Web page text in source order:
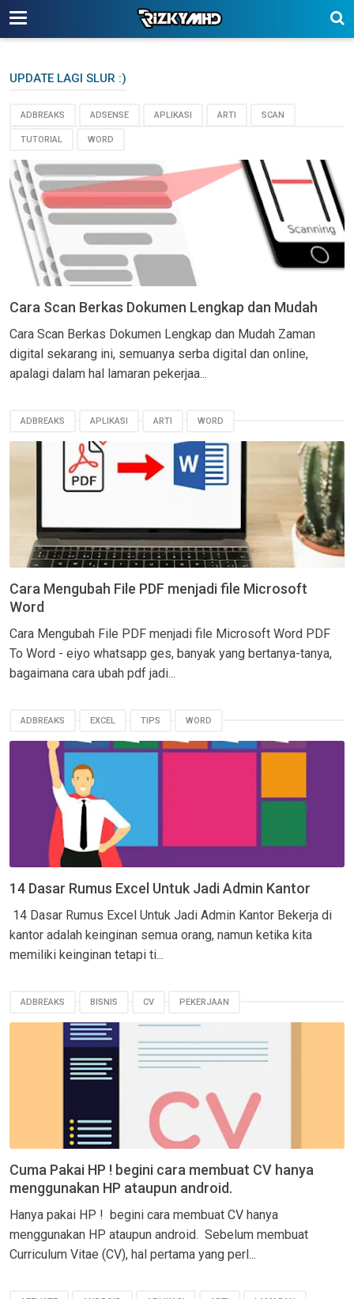
-->
UPDATE LAGI SLUR :)
ADBREAKS ADSENSE APLIKASI ARTI SCAN
TUTORIAL WORD
Cara Scan Berkas Dokumen Lengkap dan Mudah
Cara Scan Berkas Dokumen Lengkap dan Mudah Zaman
digital sekarang ini, semuanya serba digital dan online,
apalagi dalam hal lamaran pekerjaa...
ADBREAKS APLIKASI ARTI WORD
Cara Mengubah File PDF menjadi file Microsoft
Word
Cara Mengubah File PDF menjadi file Microsoft Word PDF
To Word - eiyo whatsapp ges, banyak yang bertanya-tanya,
bagaimana cara ubah pdf jadi...
ADBREAKS EXCEL TIPS WORD
14 Dasar Rumus Excel Untuk Jadi Admin Kantor
14 Dasar Rumus Excel Untuk Jadi Admin Kantor Bekerja di
kantor adalah keinginan semua orang, namun ketika kita
memiliki keinginan tetapi ti...
ADBREAKS BISNIS CV PEKERJAAN
Cuma Pakai HP ! begini cara membuat CV hanya
menggunakan HP ataupun android.
Hanya pakai HP ! begini cara membuat CV hanya
menggunakan HP ataupun android. Sebelum membuat
Curriculum Vitae (CV), hal pertama yang perl...